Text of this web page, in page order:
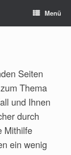
Menü
Seiten
Thema
und Ihnen
durch
Mithilfe
ein wenig